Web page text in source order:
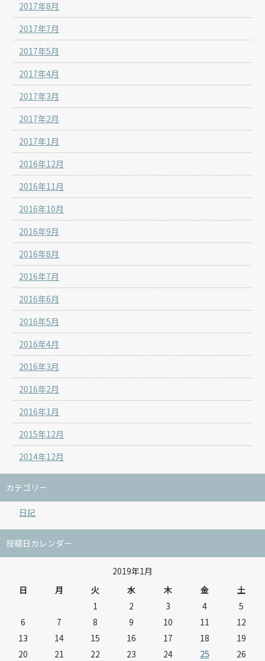
2017年8月
2017年7月
2017年5月
2017年4月
2017年3月
2017年2月
2017年1月
2016年12月
2016年11月
2016年10月
2016年9月
2016年8月
2016年7月
2016年6月
2016年5月
2016年4月
2016年3月
2016年2月
2016年1月
2015年12月
2014年12月
カテゴリー
日記
投稿日カレンダー
2019年1月
日
月 火 水 木 金
土
1
2 3 4
5
6
7 8 9 10 11
12
13
14 15 16 17 18
19
20
21 22 23 24 25 26